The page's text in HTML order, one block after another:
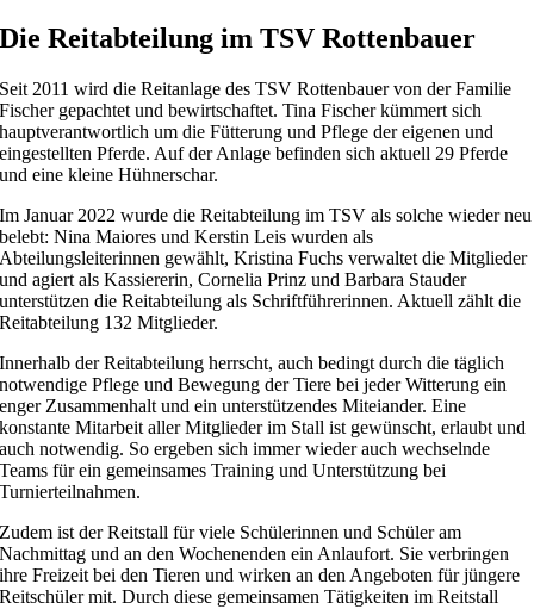
Die Reitabteilung im TSV Rottenbauer
Seit 2011 wird die Reitanlage des TSV Rottenbauer von der Familie
Fischer gepachtet und bewirtschaftet. Tina Fischer kümmert sich
hauptverantwortlich um die Fütterung und Pflege der eigenen und
eingestellten Pferde. Auf der Anlage befinden sich aktuell 29 Pferde
und eine kleine Hühnerschar.
Im Januar 2022 wurde die Reitabteilung im TSV als solche wieder neu
belebt: Nina Maiores und Kerstin Leis wurden als
Abteilungsleiterinnen gewählt, Kristina Fuchs verwaltet die Mitglieder
und agiert als Kassiererin, Cornelia Prinz und Barbara Stauder
unterstützen die Reitabteilung als Schriftführerinnen. Aktuell zählt die
Reitabteilung 132 Mitglieder.
Innerhalb der Reitabteilung herrscht, auch bedingt durch die täglich
notwendige Pflege und Bewegung der Tiere bei jeder Witterung ein
enger Zusammenhalt und ein unterstützendes Miteiander. Eine
konstante Mitarbeit aller Mitglieder im Stall ist gewünscht, erlaubt und
auch notwendig. So ergeben sich immer wieder auch wechselnde
Teams für ein gemeinsames Training und Unterstützung bei
Turnierteilnahmen.
Zudem ist der Reitstall für viele Schülerinnen und Schüler am
Nachmittag und an den Wochenenden ein Anlaufort. Sie verbringen
ihre Freizeit bei den Tieren und wirken an den Angeboten für jüngere
Reitschüler mit. Durch diese gemeinsamen Tätigkeiten im Reitstall